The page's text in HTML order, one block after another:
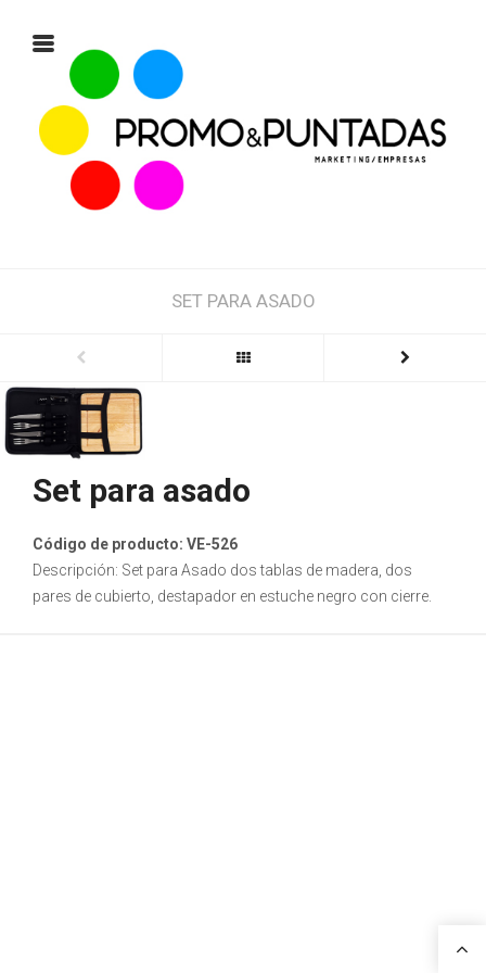
SET PARA ASADO
Set para asado
Código de producto: VE-526
Descripción: Set para Asado dos tablas de madera, dos
pares de cubierto, destapador en estuche negro con cierre.